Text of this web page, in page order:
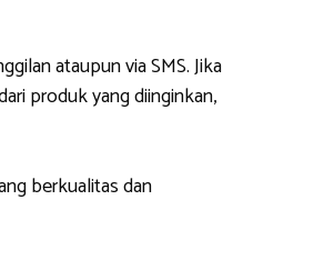
ataupun via SMS. Jika
produk yang diinginkan,
berkualitas dan